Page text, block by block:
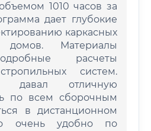
1010 часов за
дает глубокие
каркасных
Материалы
расчеты
систем.
давал отличную
по всем сборочным
в дистанционном
очень удобно по